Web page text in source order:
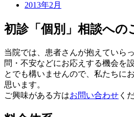
2013年2月
初診「個別」相談への
当院では、患者さんが抱えていら
問・不安などにお応えする機会を
とでも構いませんので、私たちに
思います。
ご興味がある方はお問い合わせ く